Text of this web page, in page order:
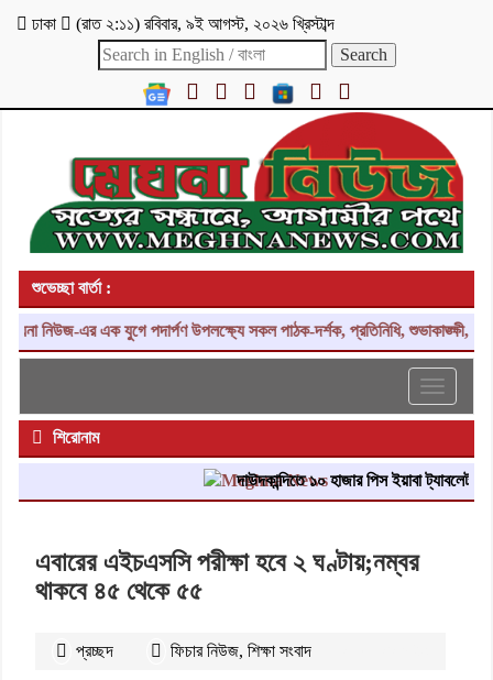
ঢাকা (রাত ২:১১) রবিবার, ৯ই আগস্ট, ২০২৬ খ্রিস্টাব্দ
শুভেচ্ছা বার্তা :
নিউজ-এর এক যুগে পদার্পণ উপলক্ষ্যে সকল পাঠক-দর্শক, প্রতিনিধি, শুভাকাঙ্ক্ষী,
Toggle
শিরোনাম
দাউদকান্দিতে ১০ হাজার পিস ইয়াবা ট্যাবলেট
এবারের এইচএসসি পরীক্ষা হবে ২ ঘণ্টায়;নম্বর
থাকবে ৪৫ থেকে ৫৫
প্রচ্ছদ ‌ফিচার নিউজ, শিক্ষা সংবাদ